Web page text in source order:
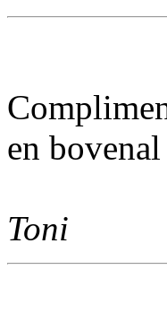
en
Toni